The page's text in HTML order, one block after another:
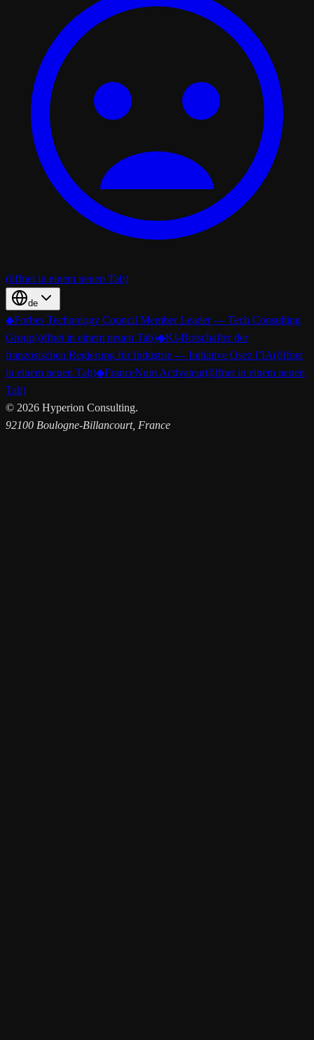
(öffnet in einem neuen Tab)
de
◆Forbes Technology Council Member Leader — Tech Consulting
Group(öffnet in einem neuen Tab)◆KI-Botschafter der
französischen Regierung für Industrie — Initiative Osez l’IA(öffnet
in einem neuen Tab)◆FranceNum Activateur(öffnet in einem neuen
Tab)
© 2026 Hyperion Consulting.
92100 Boulogne-Billancourt, France